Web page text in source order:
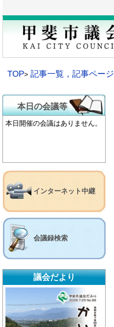
文
へ
TOP 記事一覧，記事ページ
本日の会議等
本日開催の会議はありません。
インターネット中継
会議録検索
議会だより